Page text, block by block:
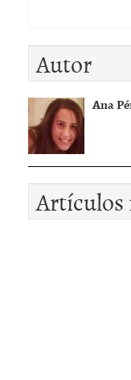
Autor
Ana
Artículos